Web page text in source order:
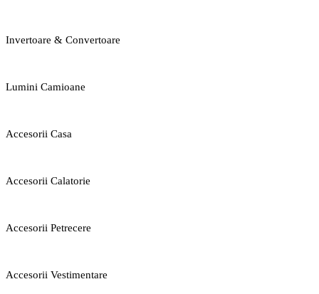
Invertoare & Convertoare
Lumini Camioane
Accesorii Casa
Accesorii Calatorie
Accesorii Petrecere
Accesorii Vestimentare